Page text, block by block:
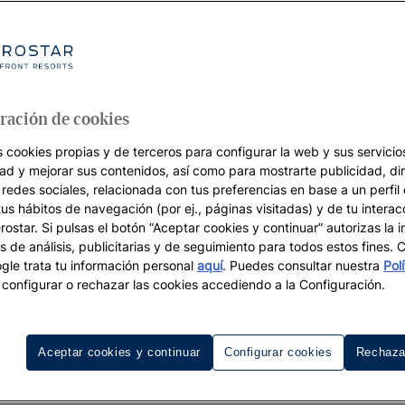
Caribe con la tranquilidad de
preparar su viaje es saber
JOIA de América tienen incluido un servicio
página web y dejs que pongamos todas las
a paquetes de vuelo + hotel ni a reservas de IHG, The
con un mínimo 5 días
(en los hoteles JOIA Rose
by Iberostar) o 5 noches
de cookies
cookies propias y de terceros para configurar la web y sus
y mejorar sus contenidos, así como para mostrarte publicidad,
sociales, relacionada con tus preferencias en base a un perfil
hábitos de navegación (por ej., páginas visitadas) y de tu
Si pulsas el botón “Aceptar cookies y continuar” autorizas la
de análisis, publicitarias y de seguimiento para todos estos fines.
trata tu información personal aquí. Puedes consultar nuestra
o rechazar las cookies accediendo a la Configuración.
Configurar cookies
Aceptar cookies y continuar